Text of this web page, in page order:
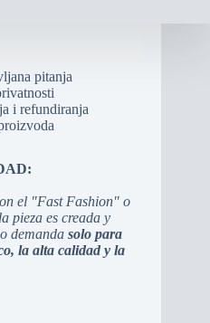
pitanja
i refundiranja
el "Fast Fashion" o
pieza es creada y
demandasolo para
la alta calidad y la